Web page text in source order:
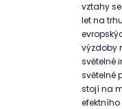
vztahy
let na
výzdoby
světelné
světelné
stojí na